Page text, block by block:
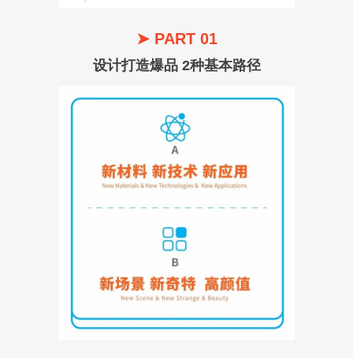
➤ PART 01
设计打造爆品 2种基本路径